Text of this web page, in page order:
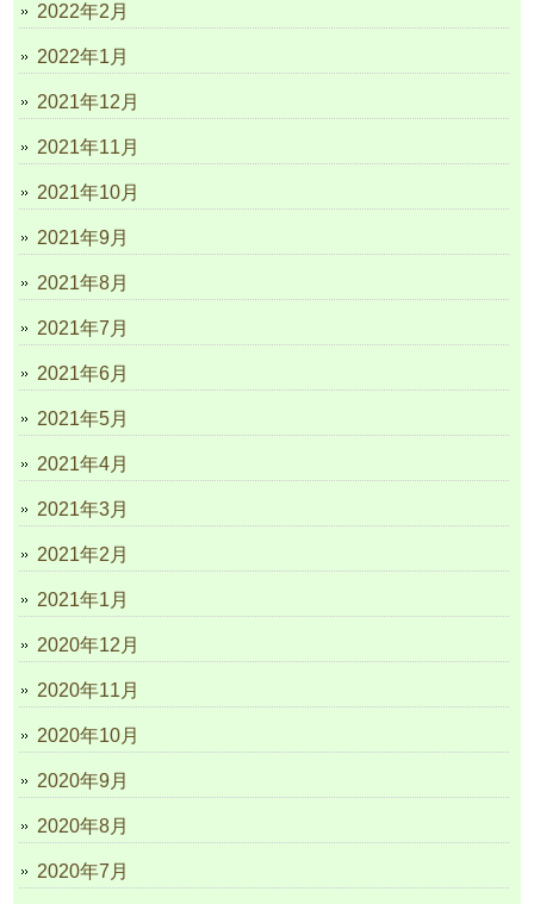
2022年2月
2022年1月
2021年12月
2021年11月
2021年10月
2021年9月
2021年8月
2021年7月
2021年6月
2021年5月
2021年4月
2021年3月
2021年2月
2021年1月
2020年12月
2020年11月
2020年10月
2020年9月
2020年8月
2020年7月